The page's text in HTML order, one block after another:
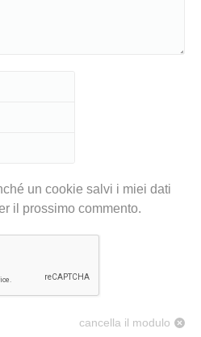
un cookie salvi i miei dati
il prossimo commento.
cancella il modulo